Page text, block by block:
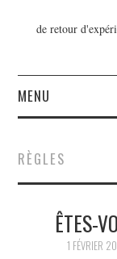
de retour
MENU
OUTILS
L’AUTEUR
RÈGLES
ÊTES-
1 FÉVRIER